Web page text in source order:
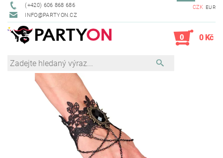
(+420) 606 868 686
INFO@PARTYON.CZ
CZK EUR
0 0 Kč